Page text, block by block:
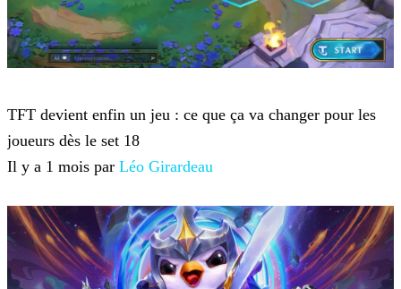
TFT devient enfin un jeu : ce que ça va changer pour les
joueurs dès le set 18
Il y a 1 mois par Léo Girardeau